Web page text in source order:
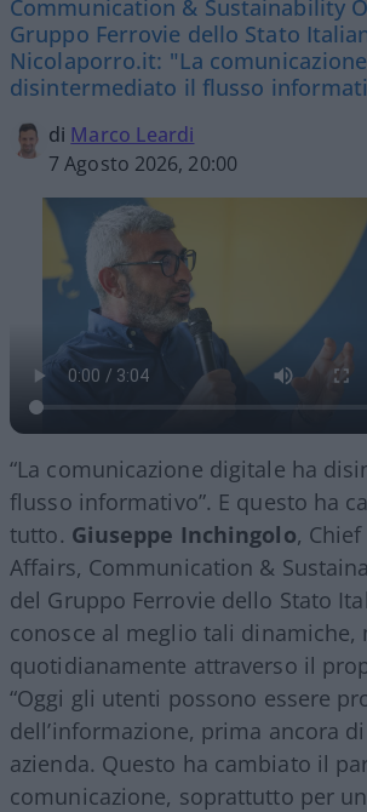
Communication & Sustainability
Gruppo Ferrovie dello Stato
Nicolaporro.it: "La
disintermediato il flusso
di Marco Leardi
7 Agosto 2026, 20:00
“La comunicazione digitale ha
flusso informativo”. E questo ha
tutto. Giuseppe Inchingolo,
Affairs, Communication &
del Gruppo Ferrovie dello Stato
conosce al meglio tali dinamiche,
quotidianamente attraverso il
“Oggi gli utenti possono essere
dell’informazione, prima ancora
azienda. Questo ha cambiato il
comunicazione, soprattutto per